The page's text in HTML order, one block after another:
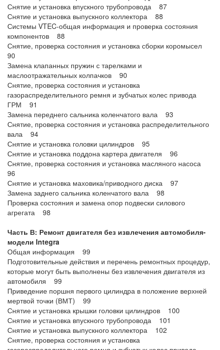
Снятие и установка впускного трубопровода 87
Снятие и установка выпускного коллектора 88
Системы VTEC-общая информация и проверка состояния
компонентов 88
Снятие, проверка состояния и установка сборки коромысел
90
Замена клапанных пружин с тарелками и
маслоотражательных колпачков 90
Снятие, проверка состояния и установка
газораспределительного ремня и зубчатых колес привода
ГРМ 91
Замена переднего сальника коленчатого вала 93
Снятие, проверка состояния и установка распределительного
вала 94
Снятие и установка головки цилиндров 95
Снятие и установка поддона картера двигателя 96
Снятие, проверка состояния и установка масляного насоса
96
Снятие и установка маховика/приводного диска 97
Замена заднего сальника коленчатого вала 98
Проверка состояния и замена опор подвески силового
агрегата 98
Часть В: Ремонт двигателя без извлечения автомобиля-
модели Integra
Общая информация 99
Подготовительные действия и перечень ремонтных процедур,
которые могут быть выполнены без извлечения двигателя из
автомобиля 99
Приведение поршня первого цилиндра в положение верхней
мертвой точки (ВМТ) 99
Снятие и установка крышки головки цилиндров 100
Снятие и установка впускного трубопровода 101
Снятие и установка выпускного коллектора 102
Снятие, проверка состояния и установка